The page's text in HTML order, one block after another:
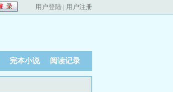
用户登陆 | 用户注册
完本小说 阅读记录